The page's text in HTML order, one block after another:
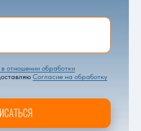
отношении обработки
Согласие на обработку